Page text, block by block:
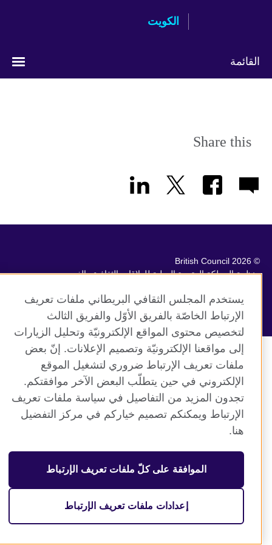
الكويت
القائمة
Share this
© 2026 British Council
منظمة المملكة المتحدة الدولية للعلاقات الثقافية والفرص
يستخدم المجلس الثقافي البريطاني ملفات تعريف
الإرتباط الخاصّة بالفريق الأوّل والفريق الثالث
لتخصيص محتوى المواقع الإلكترونيّة وتحليل الزيارات
إلى مواقعنا الإلكترونيّة وتصميم الإعلانات. إنّ بعض
ملفات تعريف الإرتباط ضروري لتشغيل الموقع
الإلكتروني في حين يتطلّب البعض الآخر موافقتكم.
تجدون المزيد من التفاصيل في سياسة ملفات تعريف
الإرتباط ويمكنكم تصميم خياركم في مركز التفضيل
هنا.
الموافقة على كلّ ملفات تعريف الإرتباط
إعدادات ملفات تعريف الإرتباط